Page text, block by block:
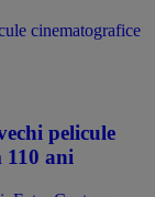
cinematografice
pelicule
110 ani